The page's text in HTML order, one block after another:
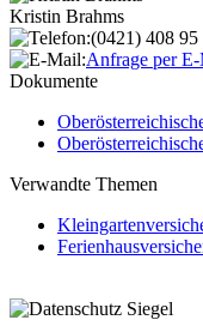
Kristin Brahms
(0421) 408 95
Anfrage per
Dokumente
Verwandte Themen